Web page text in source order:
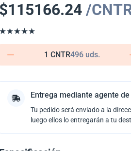
$115166.24 /
1 CNTR496 uds.
Entrega mediante agente
Tu pedido será enviado a la
luego ellos lo entregarán a tu